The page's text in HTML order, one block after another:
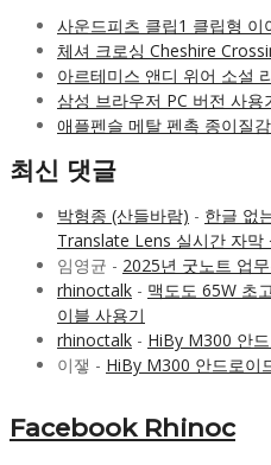
사운드피츠 클립1 클립형 이
체셔 크로싱 Cheshire
아르테미스 앤디 위어 소설
삼성 브라우저 PC 버전 사용
애플펜슬 메탈 펜촉 종이질
최신 댓글
박형종 (산들바람) - 한글 없
Translate Lens 실시간 자막
임영균 - 2025년 굿노트 업
rhinoctalk - 맥도도 65W 초
이블 사용기
rhinoctalk - HiBy M300 안
이쟇 - HiBy M300 안드로이
Facebook Rhinoc